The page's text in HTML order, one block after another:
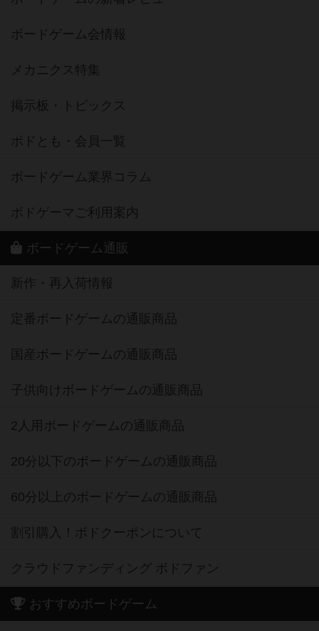
ボードゲーム会情報
メカニクス特集
掲示板・トピックス
ボドとも・会員一覧
ボードゲーム業界コラム
ボドゲーマご利用案内
ボードゲーム通販
新作・再入荷情報
定番ボードゲームの通販商品
国産ボードゲームの通販商品
子供向けボードゲームの通販商品
2人用ボードゲームの通販商品
20分以下のボードゲームの通販商品
60分以上のボードゲームの通販商品
割引購入！ボドクーポンについて
クラウドファンディング ボドファン
おすすめボードゲーム